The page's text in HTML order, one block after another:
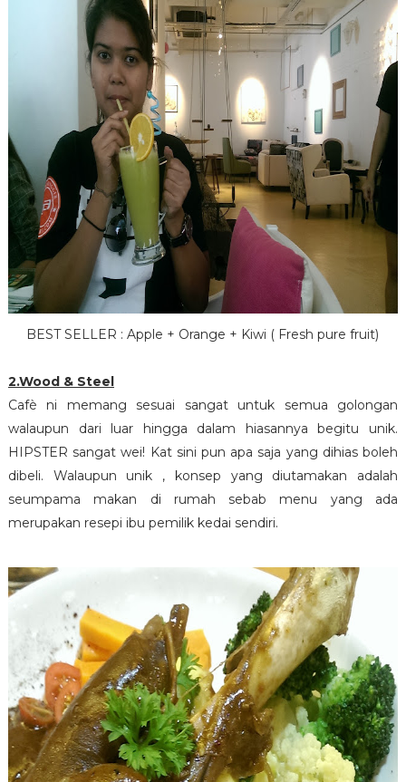
BEST SELLER : Apple + Orange + Kiwi ( Fresh pure fruit)
2.Wood & Steel
Cafè ni memang sesuai sangat untuk semua golongan
walaupun dari luar hingga dalam hiasannya begitu unik.
HIPSTER sangat wei! Kat sini pun apa saja yang dihias boleh
dibeli. Walaupun unik , konsep yang diutamakan adalah
seumpama makan di rumah sebab menu yang ada
merupakan resepi ibu pemilik kedai sendiri.